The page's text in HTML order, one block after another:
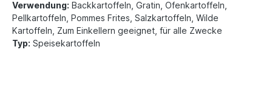
Verwendung: Backkartoffeln, Gratin, Ofenkartoffeln,
Pellkartoffeln, Pommes Frites, Salzkartoffeln, Wilde
Kartoffeln, Zum Einkellern geeignet, für alle Zwecke
Typ: Speisekartoffeln